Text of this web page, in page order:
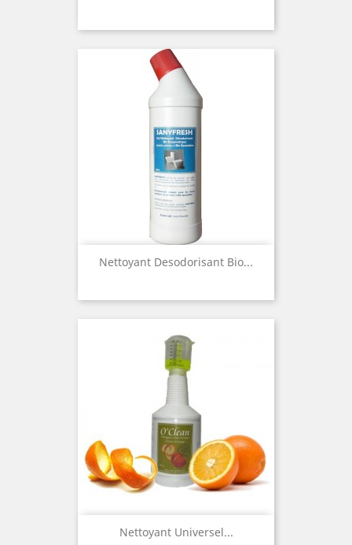
Nettoyant Desodorisant Bio...
Nettoyant Universel...